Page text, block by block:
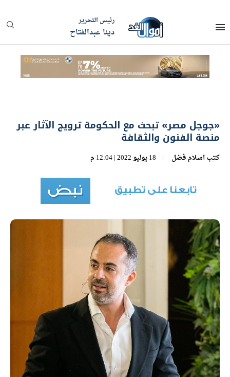
رئيس التحرير
دينا عبدالفتاح
«جوجل مصر» تبحث مع الحكومة ترويج الآثار عبر
منصة الفنون والثقافة
كتباسلام فضل 18 يوليو 2022 | 12:04 م